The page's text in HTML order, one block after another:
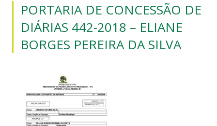
PORTARIA DE CONCESSÃO DE
DIÁRIAS 442-2018 – ELIANE
BORGES PEREIRA DA SILVA